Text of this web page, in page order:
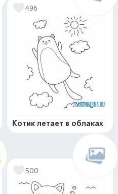
496
Котик летает в облаках
500